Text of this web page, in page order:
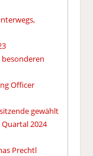
Officer
gewählt
2024
Prechtl